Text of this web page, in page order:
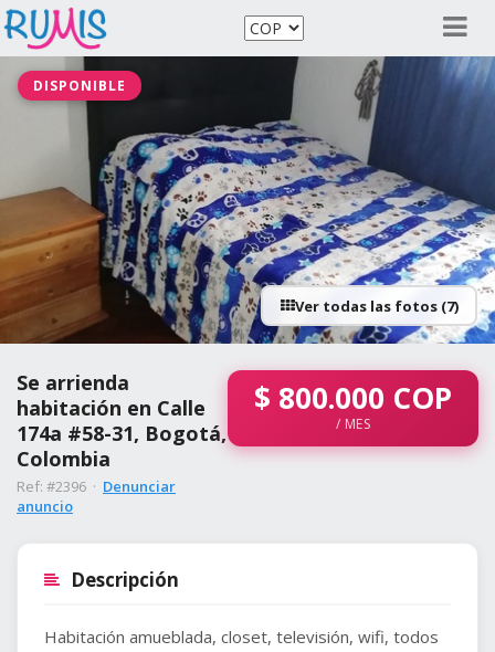
DISPONIBLE
Ver todas las fotos (7)
Se arrienda
habitación en Calle
174a #58-31, Bogotá,
Colombia
Ref: #2396 · Denunciar
anuncio
$ 800.000 COP
/ MES
Descripción
Habitación amueblada, closet, televisión, wifi, todos